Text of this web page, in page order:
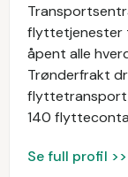
flyttetjenester
åpent alle
Trønderfrakt
flyttetransport,
140
Se full profil >>